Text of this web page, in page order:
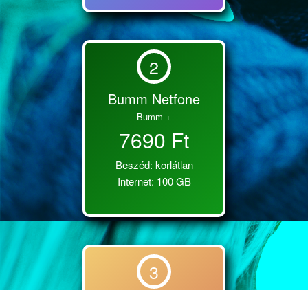
2
Bumm Netfone
Bumm +
7690 Ft
Beszéd: korlátlan
Internet: 100 GB
3